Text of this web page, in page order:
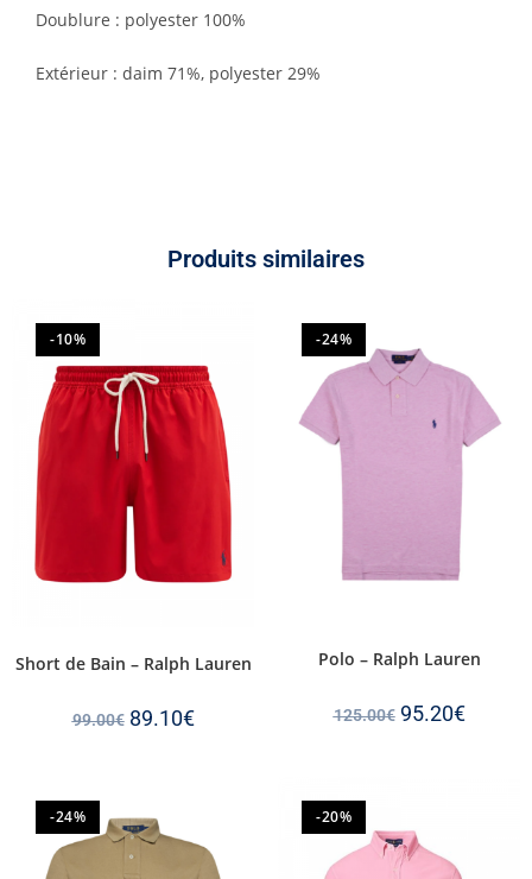
Doublure : polyester 100%
Extérieur : daim 71%, polyester 29%
Produits similaires
-10%
Short de Bain – Ralph Lauren
99.00€ 89.10€
-24%
Polo – Ralph Lauren
125.00€ 95.20€
-24% -20%